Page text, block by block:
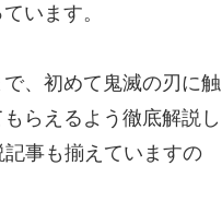
います。
、初めて鬼滅の刃に触
らえるよう徹底解説し
事も揃えていますの